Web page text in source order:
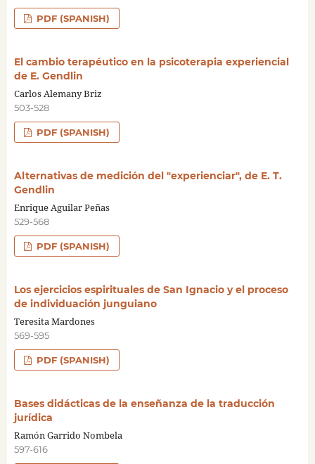
PDF (SPANISH)
El cambio terapéutico en la psicoterapia experiencial
de E. Gendlin
Carlos Alemany Briz
503-528
PDF (SPANISH)
Alternativas de medición del "experienciar", de E. T.
Gendlin
Enrique Aguilar Peñas
529-568
PDF (SPANISH)
Los ejercicios espirituales de San Ignacio y el proceso
de individuación junguiano
Teresita Mardones
569-595
PDF (SPANISH)
Bases didácticas de la enseñanza de la traducción
jurídica
Ramón Garrido Nombela
597-616